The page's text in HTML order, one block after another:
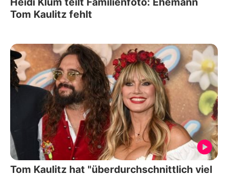
Tom Kaulitz fehlt
Tom Kaulitz hat "überdurchschnittlich viel